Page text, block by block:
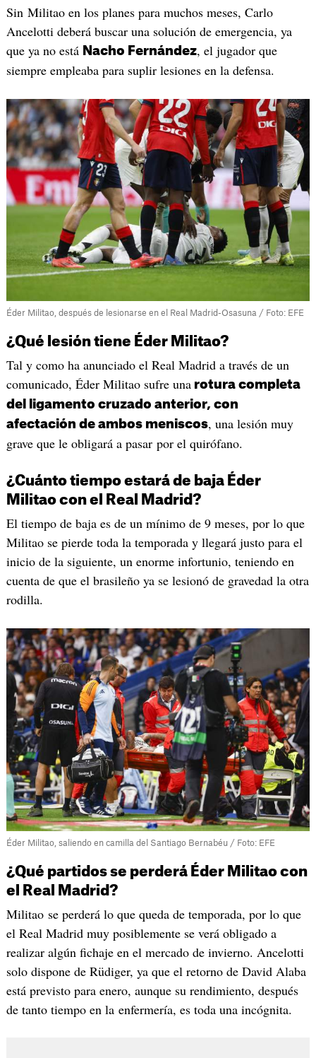
Sin Militao en los planes para muchos meses, Carlo
Ancelotti deberá buscar una solución de emergencia, ya
que ya no está Nacho Fernández, el jugador que
siempre empleaba para suplir lesiones en la defensa.
Éder Militao, después de lesionarse en el Real Madrid-Osasuna / Foto: EFE
¿Qué lesión tiene Éder Militao?
Tal y como ha anunciado el Real Madrid a través de un
comunicado, Éder Militao sufre unarotura completa
del ligamento cruzado anterior, con
afectación de ambos meniscos, una lesión muy
grave que le obligará a pasar por el quirófano.
¿Cuánto tiempo estará de baja Éder
Militao con el Real Madrid?
El tiempo de baja es de un mínimo de 9 meses, por lo que
Militao se pierde toda la temporada y llegará justo para el
inicio de la siguiente, un enorme infortunio, teniendo en
cuenta de que el brasileño ya se lesionó de gravedad la otra
rodilla.
Éder Militao, saliendo en camilla del Santiago Bernabéu / Foto: EFE
¿Qué partidos se perderá Éder Militao con
el Real Madrid?
Militao se perderá lo que queda de temporada, por lo que
el Real Madrid muy posiblemente se verá obligado a
realizar algún fichaje en el mercado de invierno. Ancelotti
solo dispone de Rüdiger, ya que el retorno de David Alaba
está previsto para enero, aunque su rendimiento, después
de tanto tiempo en la enfermería, es toda una incógnita.